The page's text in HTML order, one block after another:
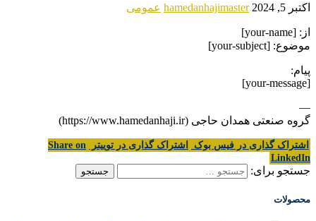
اکتبر 5, 2024 hamedanhajimaster عمومی
از: [your-name]
موضوع: [your-subject]
پیام:
[your-message]
—
گروه صنعتی همدان حاجی (https://www.hamedanhaji.ir)
اشتراک گذاری در فیس بوک اشتراک گذاری در توییتر
Share on
LinkedIn
جستجو برای:
محصولات